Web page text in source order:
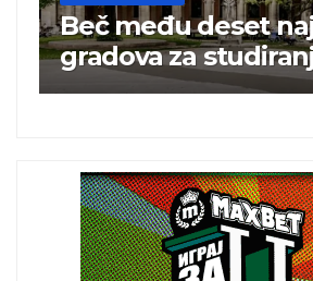
Turska ugostila
turista